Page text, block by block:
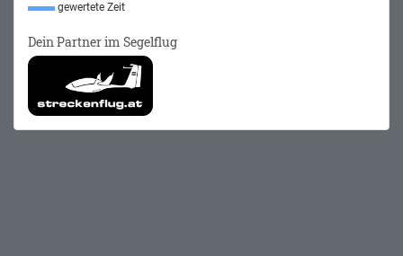
gewertete Zeit
Dein Partner im Segelflug